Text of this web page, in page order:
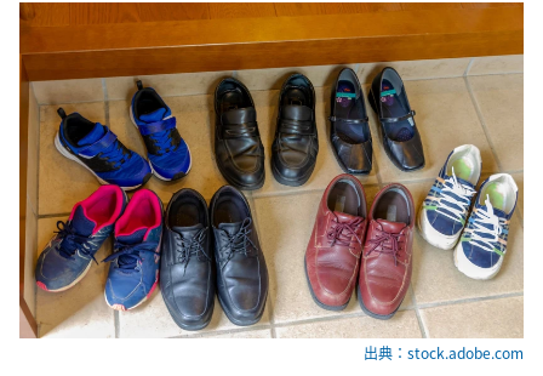
出典：stock.adobe.com